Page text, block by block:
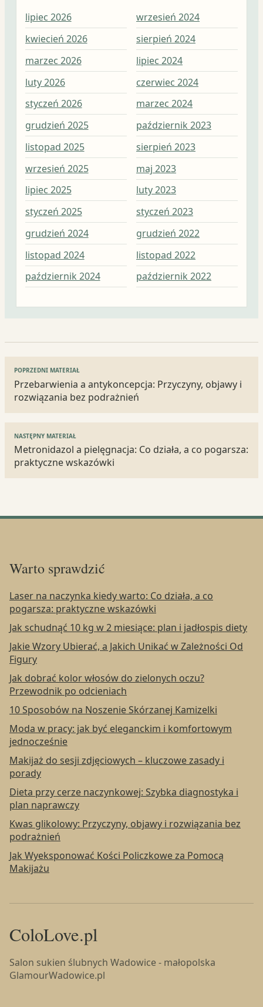
lipiec 2026
kwiecień 2026
marzec 2026
luty 2026
styczeń 2026
grudzień 2025
listopad 2025
wrzesień 2025
lipiec 2025
styczeń 2025
grudzień 2024
listopad 2024
październik 2024
wrzesień 2024
sierpień 2024
lipiec 2024
czerwiec 2024
marzec 2024
październik 2023
sierpień 2023
maj 2023
luty 2023
styczeń 2023
grudzień 2022
listopad 2022
październik 2022
Nawigacja
wpisu
POPRZEDNI MATERIAŁ
Przebarwienia a antykoncepcja: Przyczyny, objawy i
rozwiązania bez podrażnień
NASTĘPNY MATERIAŁ
Metronidazol a pielęgnacja: Co działa, a co pogarsza:
praktyczne wskazówki
Warto sprawdzić
Laser na naczynka kiedy warto: Co działa, a co
pogarsza: praktyczne wskazówki
Jak schudnąć 10 kg w 2 miesiące: plan i jadłospis diety
Jakie Wzory Ubierać, a Jakich Unikać w Zależności Od
Figury
Jak dobrać kolor włosów do zielonych oczu?
Przewodnik po odcieniach
10 Sposobów na Noszenie Skórzanej Kamizelki
Moda w pracy: jak być eleganckim i komfortowym
jednocześnie
Makijaż do sesji zdjęciowych – kluczowe zasady i
porady
Dieta przy cerze naczynkowej: Szybka diagnostyka i
plan naprawczy
Kwas glikolowy: Przyczyny, objawy i rozwiązania bez
podrażnień
Jak Wyeksponować Kości Policzkowe za Pomocą
Makijażu
ColoLove.pl
Salon sukien ślubnych Wadowice - małopolska
GlamourWadowice.pl